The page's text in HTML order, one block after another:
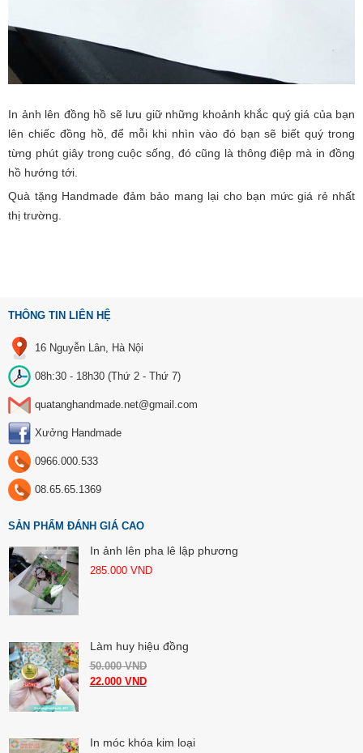
In ảnh lên đồng hồ sẽ lưu giữ những khoảnh khắc quý giá của bạn
lên chiếc đồng hồ, để mỗi khi nhìn vào đó bạn sẽ biết quý trong
từng phút giây trong cuộc sống, đó cũng là thông điệp mà in đồng
hồ hướng tới.
Quà tặng Handmade đảm bảo mang lại cho bạn mức giá rẻ nhất
thị trường.
THÔNG TIN LIÊN HỆ
16 Nguyễn Lân, Hà Nội
08h:30 - 18h30 (Thứ 2 - Thứ 7)
quatanghandmade.net@gmail.com
Xưởng Handmade
0966.000.533
08.65.65.1369
SẢN PHẨM ĐÁNH GIÁ CAO
In ảnh lên pha lê lập phương
285.000 VND
Làm huy hiệu đồng
50.000VND
22.000 VND
In móc khóa kim loại